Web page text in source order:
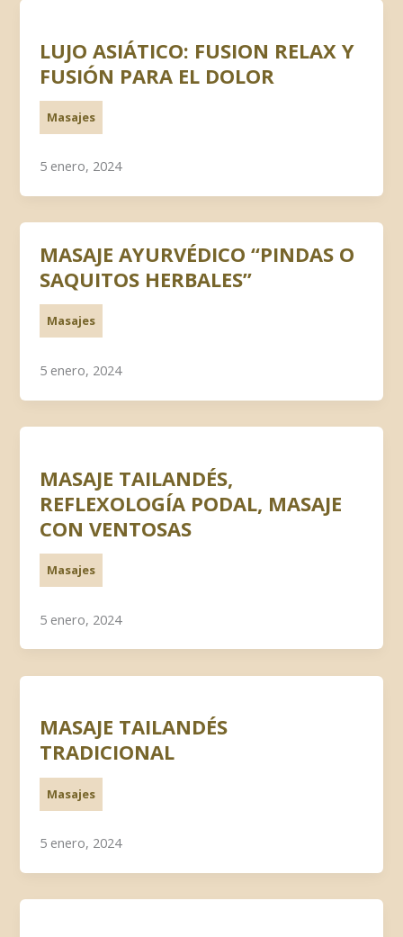
LUJO ASIÁTICO: FUSION RELAX Y
FUSIÓN PARA EL DOLOR
Masajes
5 enero, 2024
MASAJE AYURVÉDICO “PINDAS O
SAQUITOS HERBALES”
Masajes
5 enero, 2024
MASAJE TAILANDÉS,
REFLEXOLOGÍA PODAL, MASAJE
CON VENTOSAS
Masajes
5 enero, 2024
MASAJE TAILANDÉS
TRADICIONAL
Masajes
5 enero, 2024